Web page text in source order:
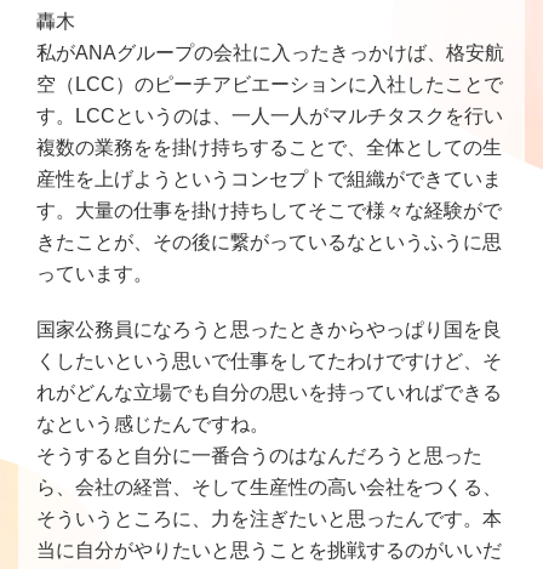
轟木
私がANAグループの会社に入ったきっかけば、格安航
空（LCC）のピーチアビエーションに入社したことで
す。LCCというのは、一人一人がマルチタスクを行い
複数の業務をを掛け持ちすることで、全体としての生
産性を上げようというコンセプトで組織ができていま
す。大量の仕事を掛け持ちしてそこで様々な経験がで
きたことが、その後に繋がっているなというふうに思
っています。
国家公務員になろうと思ったときからやっぱり国を良
くしたいという思いで仕事をしてたわけですけど、そ
れがどんな立場でも自分の思いを持っていればできる
なという感じたんですね。
そうすると自分に一番合うのはなんだろうと思った
ら、会社の経営、そして生産性の高い会社をつくる、
そういうところに、力を注ぎたいと思ったんです。本
当に自分がやりたいと思うことを挑戦するのがいいだ